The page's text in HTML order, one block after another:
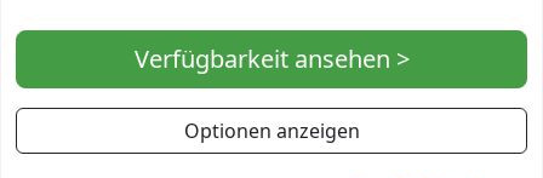
Verfügbarkeit ansehen >
Optionen anzeigen